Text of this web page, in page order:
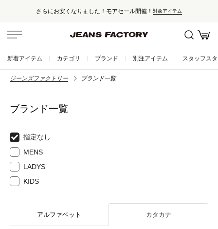
さらにお安くなりました！モアセール開催！ 対象アイテム
新着アイテム カテゴリ ブランド 別注アイテム スタッフス
ジーンズファクトリー ブランド一覧
ブランド一覧
指定なし
MENS
LADYS
KIDS
アルファベット カタカナ